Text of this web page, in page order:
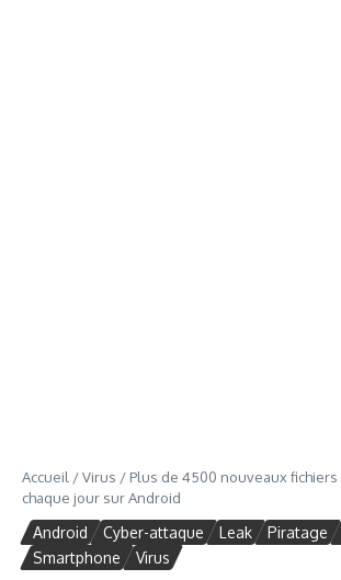
Accueil /Virus / Plus de 4500 nouveaux
chaque jour sur Android
Android Cyber-attaque Leak Piratage
Smartphone
Virus